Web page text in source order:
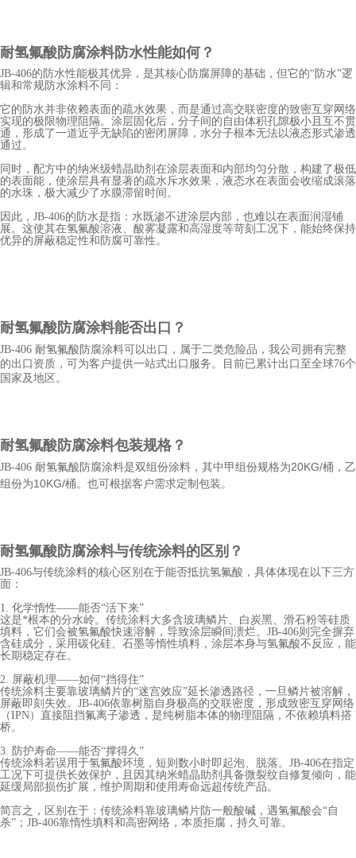
耐氢氟酸防腐涂料防水性能如何？
JB-406的防水性能极其优异，是其核心防腐屏障的基础，但它的“防水”逻
辑和常规防水涂料不同：
它的防水并非依赖表面的疏水效果，而是通过高交联密度的致密互穿网络
实现的极限物理阻隔。涂层固化后，分子间的自由体积孔隙极小且互不贯
通，形成了一道近乎无缺陷的密闭屏障，水分子根本无法以液态形式渗透
通过。
同时，配方中的纳米级蜡晶助剂在涂层表面和内部均匀分散，构建了极低
的表面能，使涂层具有显著的疏水斥水效果，液态水在表面会收缩成滚落
的水珠，极大减少了水膜滞留时间。
因此，JB-406的防水是指：水既渗不进涂层内部，也难以在表面润湿铺
展。这使其在氢氟酸溶液、酸雾凝露和高湿度等苛刻工况下，能始终保持
优异的屏蔽稳定性和防腐可靠性。
耐氢氟酸防腐涂料能否出口？
JB-406 耐氢氟酸防腐涂料可以出口，属于二类危险品，我公司拥有完整
的出口资质，可为客户提供一站式出口服务。目前已累计出口至全球76个
国家及地区。
耐氢氟酸防腐涂料包装规格？
JB-406 耐氢氟酸防腐涂料是双组份涂料，其中甲组份规格为20KG/桶，乙
组份为10KG/桶。也可根据客户需求定制包装。
耐氢氟酸防腐涂料与传统涂料的区别？
JB-406与传统涂料的核心区别在于能否抵抗氢氟酸，具体体现在以下三方
面：
1. 化学惰性——能否“活下来”
这是*根本的分水岭。传统涂料大多含玻璃鳞片、白炭黑、滑石粉等硅质
填料，它们会被氢氟酸快速溶解，导致涂层瞬间溃烂。JB-406则完全摒弃
含硅成分，采用碳化硅、石墨等惰性填料，涂层本身与氢氟酸不反应，能
长期稳定存在。
2. 屏蔽机理——如何“挡得住”
传统涂料主要靠玻璃鳞片的“迷宫效应”延长渗透路径，一旦鳞片被溶解，
屏蔽即刻失效。JB-406依靠树脂自身极高的交联密度，形成致密互穿网络
（IPN）直接阻挡氟离子渗透，是纯树脂本体的物理阻隔，不依赖填料搭
桥。
3. 防护寿命——能否“撑得久”
传统涂料若误用于氢氟酸环境，短则数小时即起泡、脱落。JB-406在指定
工况下可提供长效保护，且因其纳米蜡晶助剂具备微裂纹自修复倾向，能
延缓局部损伤扩展，维护周期和使用寿命远超传统产品。
简言之，区别在于：传统涂料靠玻璃鳞片防一般酸碱，遇氢氟酸会“自
杀”；JB-406靠惰性填料和高密网络，本质拒腐，持久可靠。